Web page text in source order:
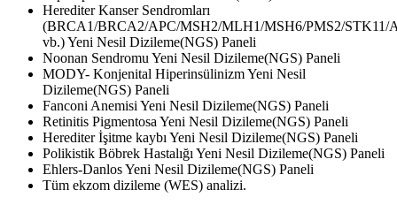
Herediter Kanser Sendromları
(BRCA1/BRCA2/APC/MSH2/MLH1/MSH6/PMS2/STK11/
vb.) Yeni Nesil Dizileme(NGS) Paneli
Noonan Sendromu Yeni Nesil Dizileme(NGS) Paneli
MODY- Konjenital Hiperinsülinizm Yeni Nesil
Dizileme(NGS) Paneli
Fanconi Anemisi Yeni Nesil Dizileme(NGS) Paneli
Retinitis Pigmentosa Yeni Nesil Dizileme(NGS) Paneli
Herediter İşitme kaybı Yeni Nesil Dizileme(NGS) Paneli
Polikistik Böbrek Hastalığı Yeni Nesil Dizileme(NGS) Paneli
Ehlers-Danlos Yeni Nesil Dizileme(NGS) Paneli
Tüm ekzom dizileme (WES) analizi.